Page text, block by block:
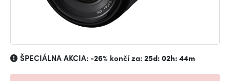
ŠPECIÁLNA AKCIA:-26% končí za:25d: 02h: 44m